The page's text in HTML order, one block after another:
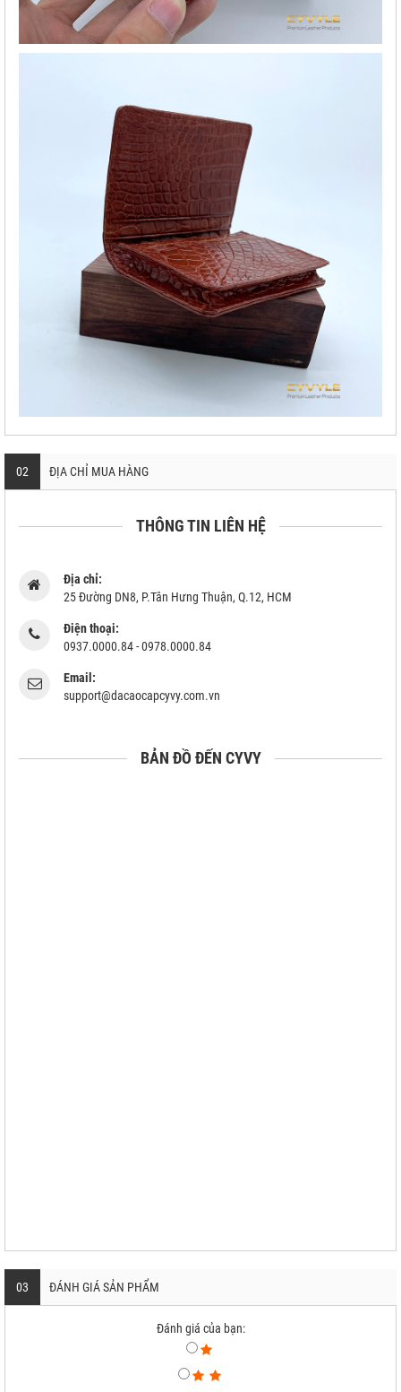
02 ĐỊA CHỈ MUA HÀNG
THÔNG TIN LIÊN HỆ
Địa chỉ:
25 Đường DN8, P.Tân Hưng Thuận, Q.12, HCM
Điện thoại:
0937.0000.84 - 0978.0000.84
Email:
support@dacaocapcyvy.com.vn
BẢN ĐỒ ĐẾN CYVY
03 ĐÁNH GIÁ SẢN PHẨM
Đánh giá của bạn: